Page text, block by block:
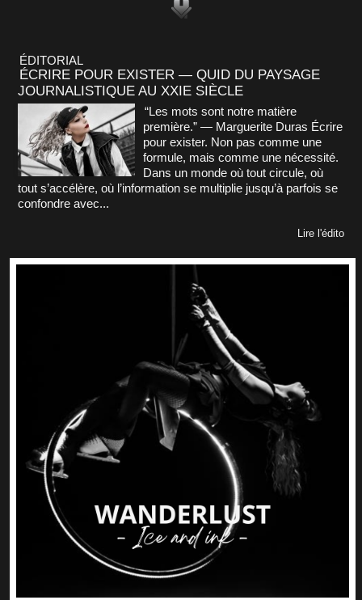
ÉDITORIAL
ÉCRIRE POUR EXISTER — QUID DU PAYSAGE
JOURNALISTIQUE AU XXIE SIÈCLE
“Les mots sont notre matière
première.” — Marguerite Duras Écrire
pour exister. Non pas comme une
formule, mais comme une nécessité.
Dans un monde où tout circule, où
tout s’accélère, où l’information se multiplie jusqu’à parfois se
confondre avec...
Lire l'édito